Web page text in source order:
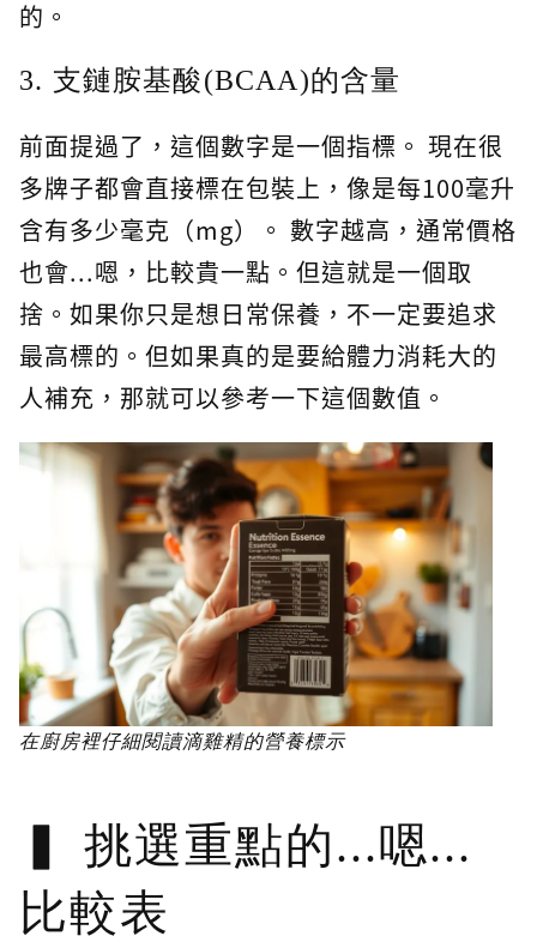
的。
3. 支鏈胺基酸(BCAA)的含量
前面提過了，這個數字是一個指標。 現在很
多牌子都會直接標在包裝上，像是每100毫升
含有多少毫克（mg）。 數字越高，通常價格
也會...嗯，比較貴一點。但這就是一個取
捨。如果你只是想日常保養，不一定要追求
最高標的。但如果真的是要給體力消耗大的
人補充，那就可以參考一下這個數值。
在廚房裡仔細閱讀滴雞精的營養標示
挑選重點的...嗯...
比較表